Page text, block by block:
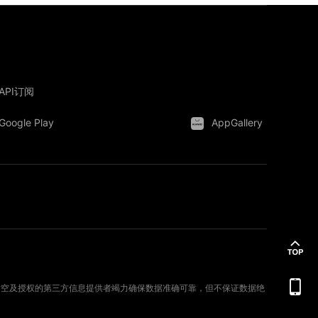
API订阅
Google Play AppGallery
及授权的第三方信息提供者竭力确保数据准确可靠，但不保证数据绝